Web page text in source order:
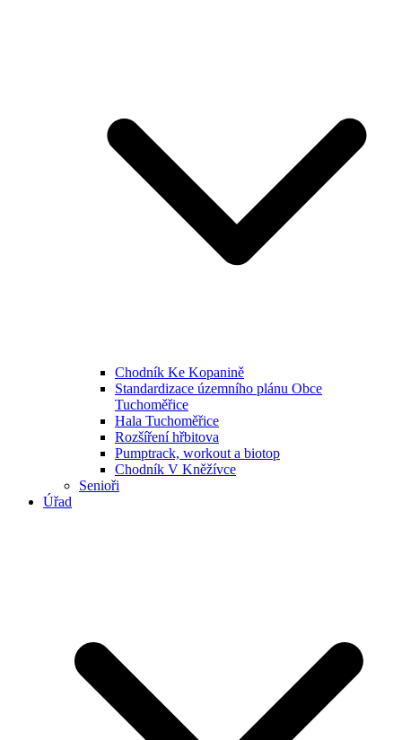
Chodník Ke Kopanině
Standardizace územního plánu Obce
Tuchoměřice
Hala Tuchoměřice
Rozšíření hřbitova
Pumptrack, workout a biotop
Chodník V Kněžívce
Senioři
Úřad